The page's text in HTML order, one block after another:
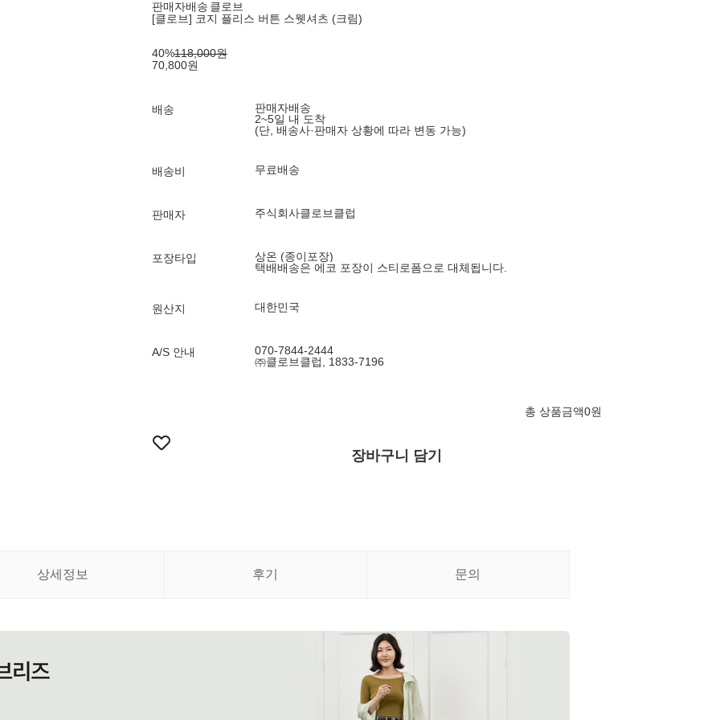
판매자배송 클로브
[클로브] 코지 플리스 버튼 스웻셔츠 (크림)
40%118,000원
70,800원
배송
판매자배송
2~5일 내 도착
(단, 배송사·판매자 상황에 따라 변동 가능)
배송비 무료배송
판매자 주식회사클로브클럽
포장타입
상온 (종이포장)
택배배송은 에코 포장이 스티로폼으로 대체됩니다.
원산지 대한민국
A/S 안내
070-7844-2444
㈜클로브클럽, 1833-7196
총 상품금액0원
장바구니 담기
상세정보 후기 문의